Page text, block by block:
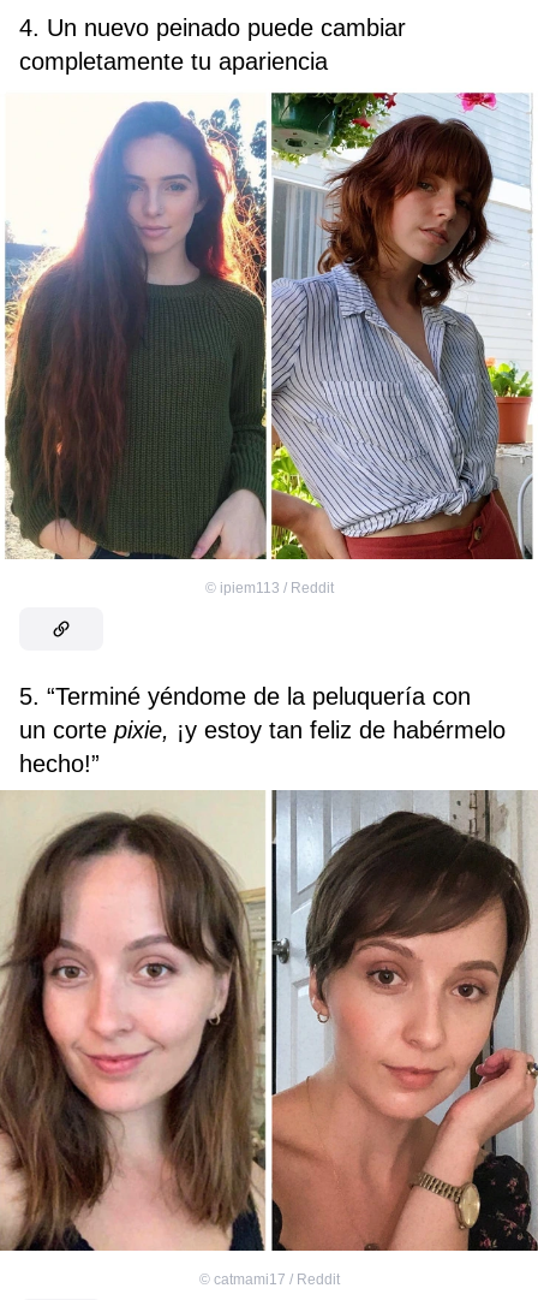
4. Un nuevo peinado puede cambiar
completamente tu apariencia
© ipiem113 / Reddit
5. “Terminé yéndome de la peluquería con
un corte pixie, ¡y estoy tan feliz de habérmelo
hecho!”
© catmami17 / Reddit